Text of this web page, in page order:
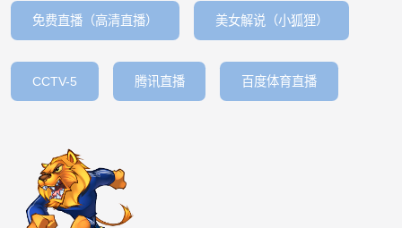
免费直播（高清直播） 美女解说（小狐狸）
CCTV-5 腾讯直播 百度体育直播